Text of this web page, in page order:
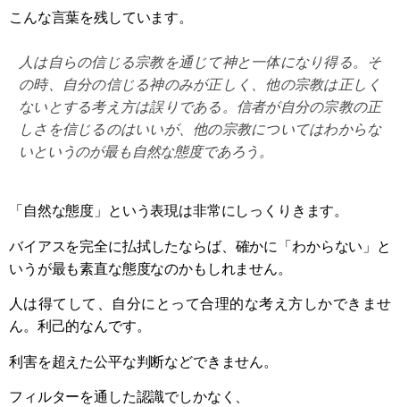
こんな言葉を残しています。
人は自らの信じる宗教を通じて神と一体になり得る。そ
の時、自分の信じる神のみが正しく、他の宗教は正しく
ないとする考え方は誤りである。信者が自分の宗教の正
しさを信じるのはいいが、他の宗教についてはわからな
いというのが最も自然な態度であろう。
「自然な態度」という表現は非常にしっくりきます。
バイアスを完全に払拭したならば、確かに「わからない」と
いうが最も素直な態度なのかもしれません。
人は得てして、自分にとって合理的な考え方しかできませ
ん。利己的なんです。
利害を超えた公平な判断などできません。
フィルターを通した認識でしかなく、